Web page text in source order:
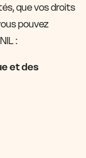
que vos droits
pouvez
:
et des